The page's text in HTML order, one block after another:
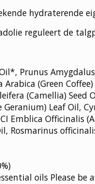
hydraterende
reguleert de
Prunus
(Green
(Camellia) Seed
Geranium) Leaf Oil,
Emblica Officinalis
Rosmarinus
oils Please be